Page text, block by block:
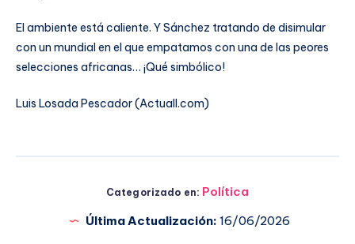
El ambiente está caliente. Y Sánchez tratando de disimular
con un mundial en el que empatamos con una de las peores
selecciones africanas… ¡Qué simbólico!
Luis Losada Pescador (Actuall.com)
Categorizado en: Política
Última Actualización: 16/06/2026